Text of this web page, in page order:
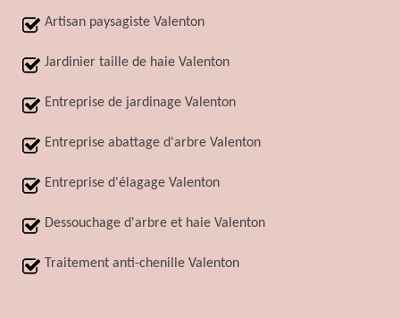
Artisan paysagiste Valenton
Jardinier taille de haie Valenton
Entreprise de jardinage Valenton
Entreprise abattage d'arbre Valenton
Entreprise d'élagage Valenton
Dessouchage d'arbre et haie Valenton
Traitement anti-chenille Valenton